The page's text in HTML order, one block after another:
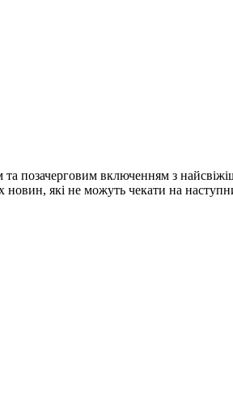
позачерговим включенням з
новин, які не можуть чекати на